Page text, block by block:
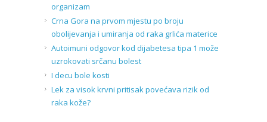
organizam
Crna Gora na prvom mjestu po broju
obolijevanja i umiranja od raka grlića materice
Autoimuni odgovor kod dijabetesa tipa 1 može
uzrokovati srčanu bolest
I decu bole kosti
Lek za visok krvni pritisak povećava rizik od
raka kože?